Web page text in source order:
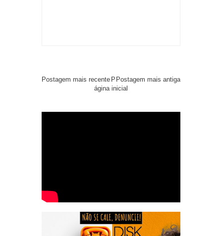
Postagem mais recente Postagem mais antiga
P
ágina inicial